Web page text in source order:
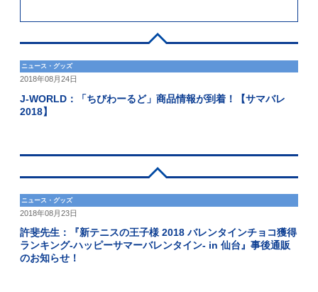
ニュース・グッズ
2018年08月24日
J-WORLD：「ちびわーるど」商品情報が到着！【サマバレ
2018】
ニュース・グッズ
2018年08月23日
許斐先生：『新テニスの王子様 2018 バレンタインチョコ獲得
ランキング-ハッピーサマーバレンタイン- in 仙台』事後通販
のお知らせ！